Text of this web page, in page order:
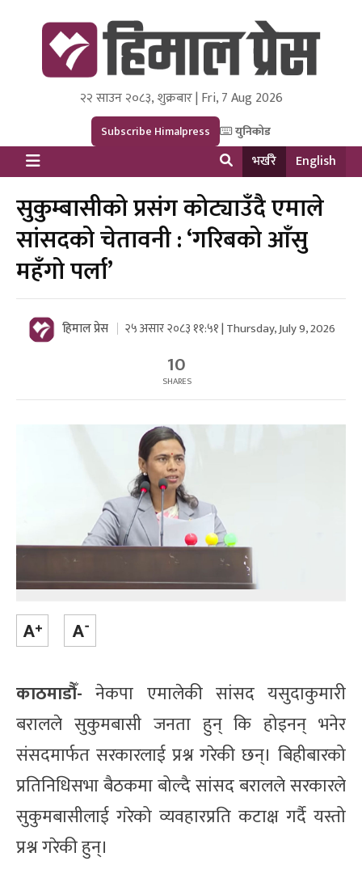
Himal Press
Dot NewsyNepal Media and Research Pvt Ltd.
२२ साउन २०८३, शुक्रबार | Fri, 7 Aug 2026
Subscribe Himalpress युनिकोड
भर्खरै English
सुकुम्बासीको प्रसंग कोट्याउँदै एमाले
सांसदको चेतावनी : ‘गरिबको आँसु
महँगो पर्ला’
हिमाल प्रेस २५ असार २०८३ ११:५१ | Thursday, July 9, 2026
10
SHARES
काठमाडौँ- नेकपा एमालेकी सांसद यसुदाकुमारी
बरालले सुकुमबासी जनता हुन् कि होइनन् भनेर
संसदमार्फत सरकारलाई प्रश्न गरेकी छन्। बिहीबारको
प्रतिनिधिसभा बैठकमा बोल्दै सांसद बरालले सरकारले
सुकुमबासीलाई गरेको व्यवहारप्रति कटाक्ष गर्दै यस्तो
प्रश्न गरेकी हुन्।